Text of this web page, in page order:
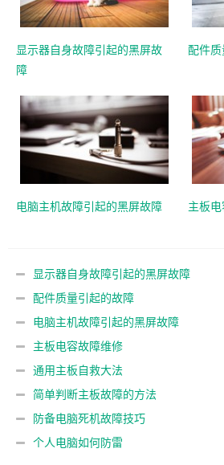
显示器自身故障引起的黑屏故
障
配件
电脑主机故障引起的黑屏故障 主板
显示器自身故障引起的黑屏故障
配件质量引起的故障
电脑主机故障引起的黑屏故障
主板电容故障维修
通用主板自救大法
简单判断主板故障的方法
防备电脑死机故障技巧
个人电脑如何防雷